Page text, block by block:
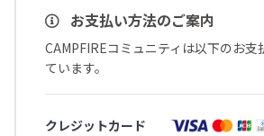
お支払い方法のご案内
CAMPFIREコミュニティは以下のお支
ています。
クレジットカード